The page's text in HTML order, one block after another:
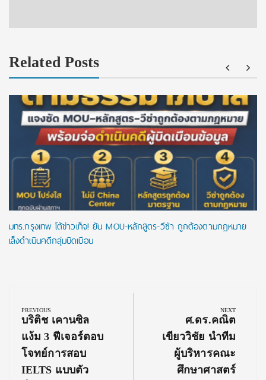
Related Posts
มทร.กรุงเทพ โต้ข่าวเท็จ! ยัน MOU-หลักสูตร-วีซ่า ถูกต้องตามกฎหมาย
เล็งดำเนินคดีกลุ่มบิดเบือน
navigation
PREVIOUS
Previous
Post:
บริติช เคานซิล
แง้ม 3 ฟีเจอร์ตอบ
โจทย์การสอบ
IELTS แบบตัว
NEXT
Next
Post:
ศ.ดร.คณิต
เขียววิชัย นำทีม
ผู้บริหารคณะ
ศึกษาศาสตร์